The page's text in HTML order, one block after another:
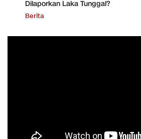
Dilaporkan Laka Tunggal?
Berita